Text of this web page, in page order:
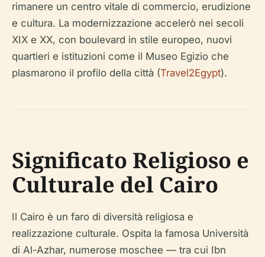
rimanere un centro vitale di commercio, erudizione
e cultura. La modernizzazione accelerò nei secoli
XIX e XX, con boulevard in stile europeo, nuovi
quartieri e istituzioni come il Museo Egizio che
plasmarono il profilo della città (Travel2Egypt).
Significato Religioso e
Culturale del Cairo
Il Cairo è un faro di diversità religiosa e
realizzazione culturale. Ospita la famosa Università
di Al-Azhar, numerose moschee — tra cui Ibn